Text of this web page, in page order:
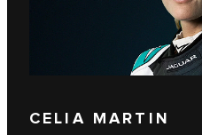
CELIA MARTIN